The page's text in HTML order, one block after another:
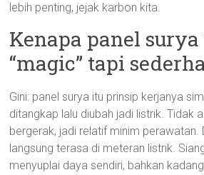
lebih penting, jejak karbon kita.
Kenapa panel surya
“magic” tapi
Gini: panel surya itu prinsip kerjanya
ditangkap lalu diubah jadi listrik. Tidak
bergerak, jadi relatif minim perawatan.
langsung terasa di meteran listrik.
menyuplai daya sendiri, bahkan